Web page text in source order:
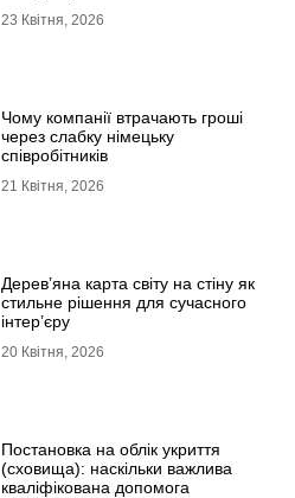
23 Квітня, 2026
Чому компанії втрачають гроші
через слабку німецьку
співробітників
21 Квітня, 2026
Дерев’яна карта світу на стіну як
стильне рішення для сучасного
інтер’єру
20 Квітня, 2026
Постановка на облік укриття
(сховища): наскільки важлива
кваліфікована допомога